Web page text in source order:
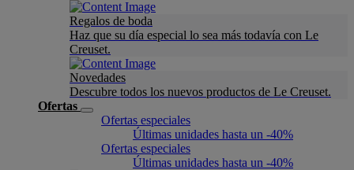
Regalos de boda
Haz que su día especial lo sea más todavía con Le
Creuset.
Novedades
Descubre todos los nuevos productos de Le Creuset.
Ofertas
Ofertas especiales
Últimas unidades hasta un -40%
Ofertas especiales
Últimas unidades hasta un -40%